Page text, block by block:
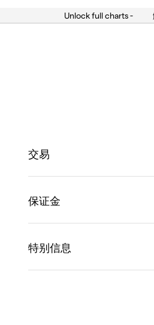
Unlock full charts -